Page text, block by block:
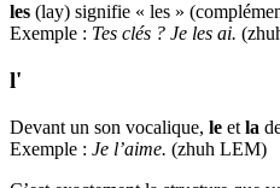
les (lay) signifie « les »
Exemple : Tes clés ? Je les ai.
l'
Devant un son vocalique, le et la
Exemple : Je l’aime. (zhuh LEM)